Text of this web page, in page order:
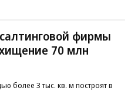
фирмы
70 млн
более 3 тыс. кв. м построят в